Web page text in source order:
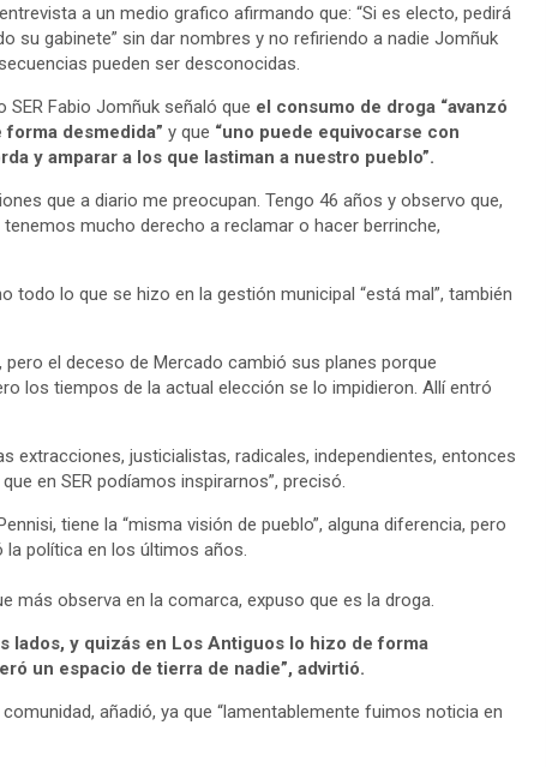
a un medio grafico afirmando que: “Si es electo, pedirá
su gabinete” sin dar nombres y no refiriendo a nadie Jomñuk
pueden ser desconocidas.
Fabio Jomñuk señaló que el consumo de droga “avanzó
desmedida” y que “uno puede equivocarse con
y amparar a los que lastiman a nuestro pueblo”.
que a diario me preocupan. Tengo 46 años y observo que,
mucho derecho a reclamar o hacer berrinche,
todo lo que se hizo en la gestión municipal “está mal”, también
el deceso de Mercado cambió sus planes porque
los tiempos de la actual elección se lo impidieron. Allí entró
extracciones, justicialistas, radicales, independientes, entonces
en SER podíamos inspirarnos”, precisó.
tiene la “misma visión de pueblo”, alguna diferencia, pero
política en los últimos años.
más observa en la comarca, expuso que es la droga.
lados, y quizás en Los Antiguos lo hizo de forma
un espacio de tierra de nadie”, advirtió.
añadió, ya que “lamentablemente fuimos noticia en